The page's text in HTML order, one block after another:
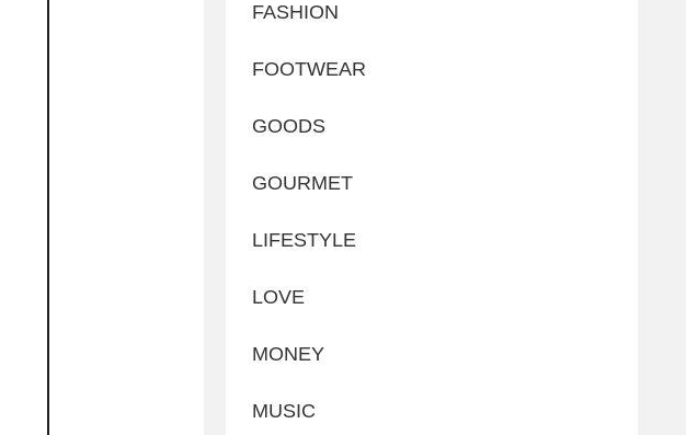
FASHION
FOOTWEAR
GOODS
GOURMET
LIFESTYLE
LOVE
MONEY
MUSIC